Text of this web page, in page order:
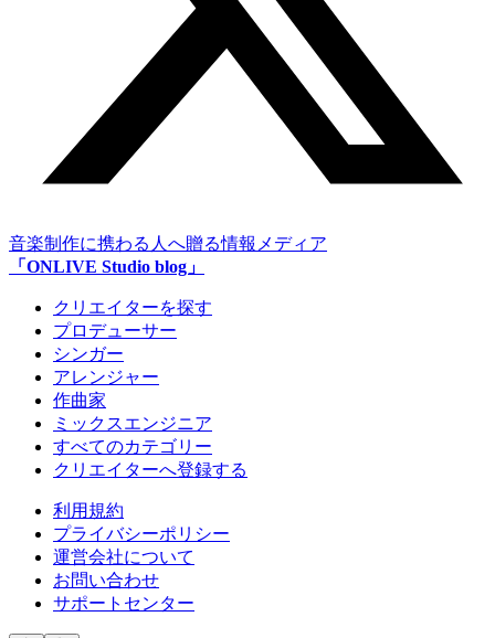
音楽制作に携わる人へ贈る情報メディア
「ONLIVE Studio blog」
クリエイターを探す
プロデューサー
シンガー
アレンジャー
作曲家
ミックスエンジニア
すべてのカテゴリー
クリエイターへ登録する
利用規約
プライバシーポリシー
運営会社について
お問い合わせ
サポートセンター